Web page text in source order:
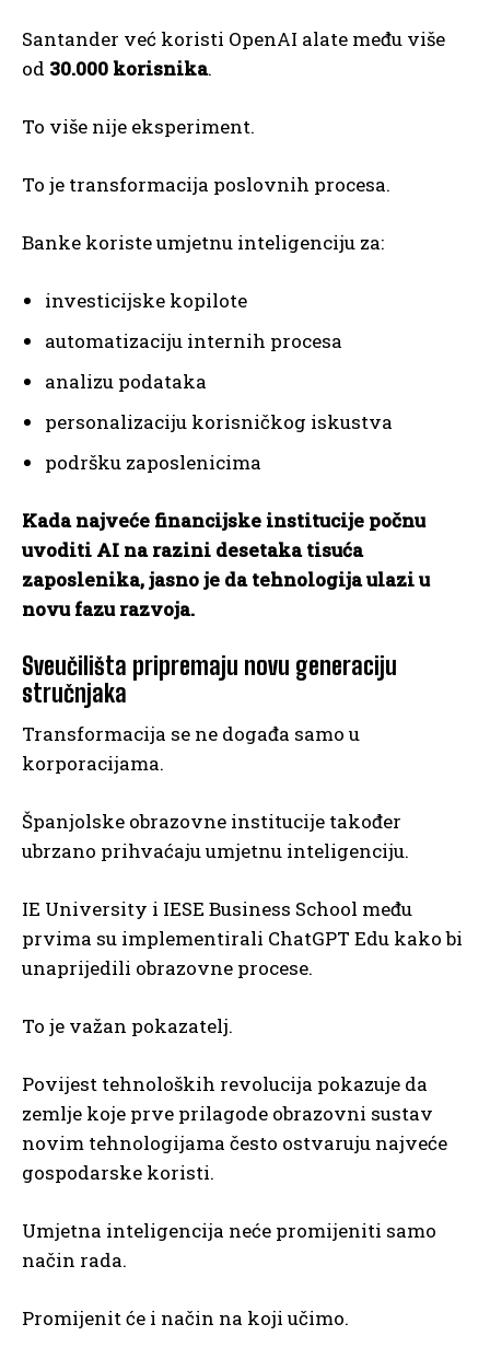
Santander već koristi OpenAI alate među više
od 30.000 korisnika.
To više nije eksperiment.
To je transformacija poslovnih procesa.
Banke koriste umjetnu inteligenciju za:
investicijske kopilote
automatizaciju internih procesa
analizu podataka
personalizaciju korisničkog iskustva
podršku zaposlenicima
Kada najveće financijske institucije počnu
uvoditi AI na razini desetaka tisuća
zaposlenika, jasno je da tehnologija ulazi u
novu fazu razvoja.
Sveučilišta pripremaju novu generaciju
stručnjaka
Transformacija se ne događa samo u
korporacijama.
Španjolske obrazovne institucije također
ubrzano prihvaćaju umjetnu inteligenciju.
IE University i IESE Business School među
prvima su implementirali ChatGPT Edu kako bi
unaprijedili obrazovne procese.
To je važan pokazatelj.
Povijest tehnoloških revolucija pokazuje da
zemlje koje prve prilagode obrazovni sustav
novim tehnologijama često ostvaruju najveće
gospodarske koristi.
Umjetna inteligencija neće promijeniti samo
način rada.
Promijenit će i način na koji učimo.